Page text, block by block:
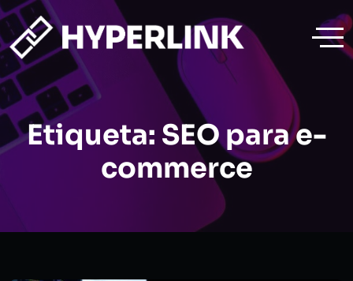
Etiqueta: SEO para e-
commerce